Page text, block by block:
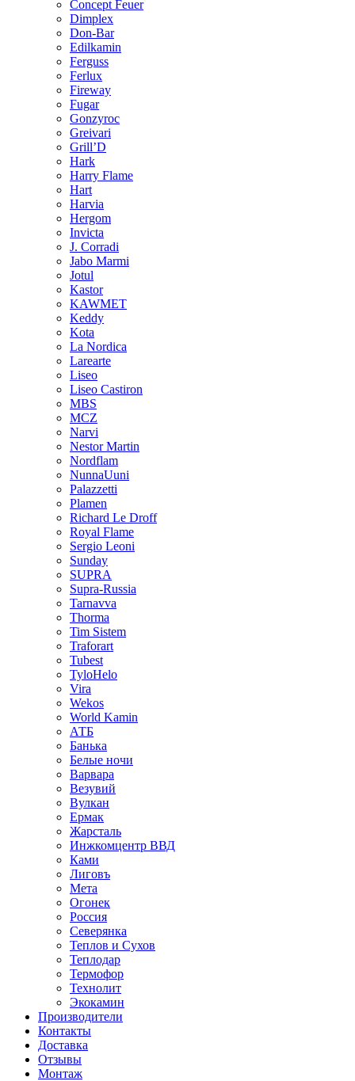
Concept Feuer
Dimplex
Don-Bar
Edilkamin
Ferguss
Ferlux
Fireway
Fugar
Gonzyroc
Greivari
Grill’D
Hark
Harry Flame
Hart
Harvia
Hergom
Invicta
J. Corradi
Jabo Marmi
Jotul
Kastor
KAWMET
Keddy
Kota
La Nordica
Larearte
Liseo
Liseo Castiron
MBS
MCZ
Narvi
Nestor Martin
Nordflam
NunnaUuni
Palazzetti
Plamen
Richard Le Droff
Royal Flame
Sergio Leoni
Sunday
SUPRA
Supra-Russia
Tarnavva
Thorma
Tim Sistem
Traforart
Tubest
TyloHelo
Vira
Wekos
World Kamin
АТБ
Банька
Белые ночи
Варвара
Везувий
Вулкан
Ермак
Жарсталь
Инжкомцентр ВВД
Ками
Лиговъ
Мета
Огонек
Россия
Северянка
Теплов и Сухов
Теплодар
Термофор
Технолит
Экокамин
Производители
Контакты
Доставка
Отзывы
Монтаж